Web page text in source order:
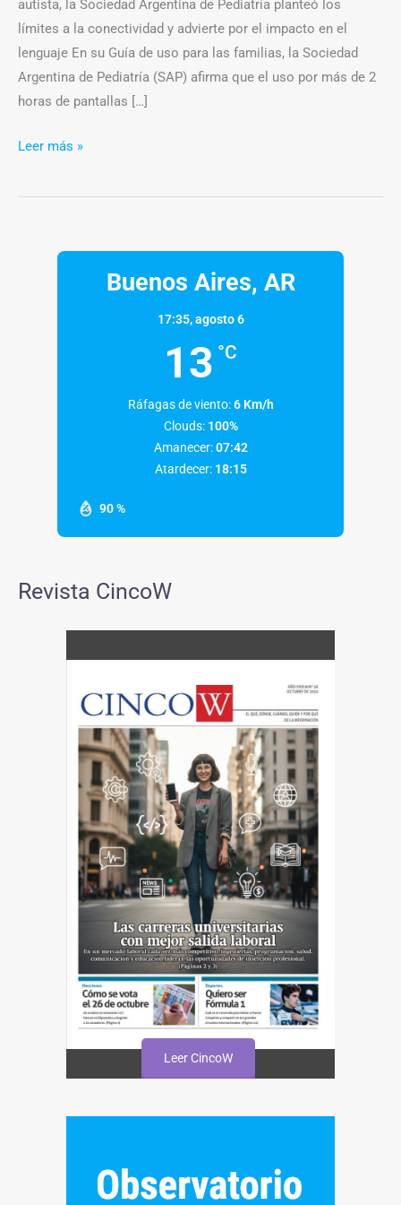
autista, la Sociedad Argentina de Pediatría planteó los
límites a la conectividad y advierte por el impacto en el
lenguaje En su Guía de uso para las familias, la Sociedad
Argentina de Pediatría (SAP) afirma que el uso por más de 2
horas de pantallas […]
Leer más »
Buenos Aires, AR
17:35,agosto 6
13 °C
90 %
Ráfagas de viento: 6 Km/h
Clouds: 100%
Amanecer: 07:42
Atardecer: 18:15
Revista CincoW
Leer CincoW